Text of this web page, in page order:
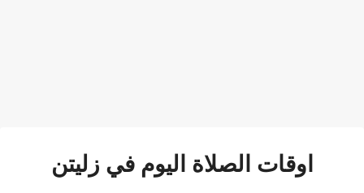
اوقات الصلاة اليوم في زليتن